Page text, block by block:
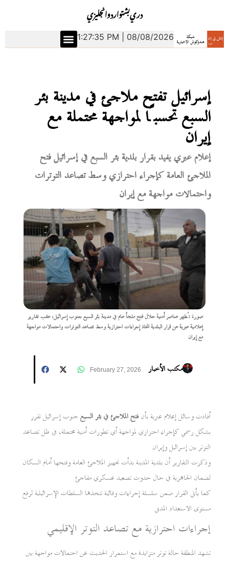
انجليزياردوبشتودري
1:27:36 PM | 08/08/2026
إسرائيل تفتح ملاجئ في مدينة بئر
السبع تحسبًا لمواجهة محتملة مع
إيران
إعلام عبري يفيد بقرار بلدية بئر السبع في إسرائيل فتح
الملاجئ العامة كإجراء احترازي وسط تصاعد التوترات
واحتمالات مواجهة مع إيران
صورة تُظهر عناصر أمنية خلال فتح ملجأ عام في مدينة بئر السبع جنوب إسرائيل، عقب تقارير
إعلامية عبرية عن قرار البلدية اتخاذ إجراءات احترازية وسط تصاعد التوترات واحتمالات مواجهة
مع إيران
مكتب الأخبار February 27, 2026
أفادت وسائل إعلام عبرية بأنفتح الملاجئ في بئر السبعجنوب إسرائيل تقرر
بشكل رسمي كإجراء احترازي لمواجهة أي تطورات أمنية محتملة، في ظل تصاعد
التوتر بين إسرائيل وإيران
وذكرت التقارير أن بلدية المدينة بدأت تجهيز الملاجئ العامة وفتحها أمام السكان
لضمان الجاهزية في حال حدوث تصعيد عسكري مفاجئ
كما يأتي القرار ضمن سلسلة إجراءات وقائية تتخذها السلطات الإسرائيلية لرفع
مستوى الاستعداد المدني
إجراءات احترازية مع تصاعد التوتر الإقليمي
تشهد المنطقة حالة توتر متزايدة مع استمرار الحديث عن احتمالات مواجهة بين